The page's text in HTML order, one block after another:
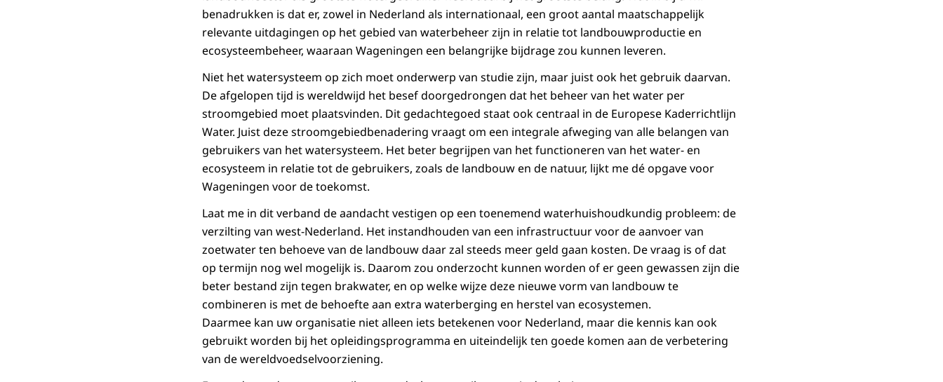
benadrukken is dat er, zowel in Nederland als internationaal, een groot aantal maatschappelijk
relevante uitdagingen op het gebied van waterbeheer zijn in relatie tot landbouwproductie en
ecosysteembeheer, waaraan Wageningen een belangrijke bijdrage zou kunnen leveren.
Niet het watersysteem op zich moet onderwerp van studie zijn, maar juist ook het gebruik daarvan.
De afgelopen tijd is wereldwijd het besef doorgedrongen dat het beheer van het water per
stroomgebied moet plaatsvinden. Dit gedachtegoed staat ook centraal in de Europese Kaderrichtlijn
Water. Juist deze stroomgebiedbenadering vraagt om een integrale afweging van alle belangen van
gebruikers van het watersysteem. Het beter begrijpen van het functioneren van het water- en
ecosysteem in relatie tot de gebruikers, zoals de landbouw en de natuur, lijkt me dé opgave voor
Wageningen voor de toekomst.
Laat me in dit verband de aandacht vestigen op een toenemend waterhuishoudkundig probleem: de
verzilting van west-Nederland. Het instandhouden van een infrastructuur voor de aanvoer van
zoetwater ten behoeve van de landbouw daar zal steeds meer geld gaan kosten. De vraag is of dat
op termijn nog wel mogelijk is. Daarom zou onderzocht kunnen worden of er geen gewassen zijn die
beter bestand zijn tegen brakwater, en op welke wijze deze nieuwe vorm van landbouw te
combineren is met de behoefte aan extra waterberging en herstel van ecosystemen.
Daarmee kan uw organisatie niet alleen iets betekenen voor Nederland, maar die kennis kan ook
gebruikt worden bij het opleidingsprogramma en uiteindelijk ten goede komen aan de verbetering
van de wereldvoedselvoorziening.